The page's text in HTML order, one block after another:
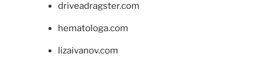
driveadragster.com
hematologa.com
lizaivanov.com